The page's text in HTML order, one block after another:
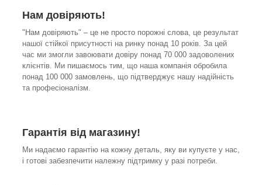
Нам довіряють!
"Нам довіряють" – це не просто порожні слова, це результат
нашої стійкої присутності на ринку понад 10 років. За цей
час ми змогли завоювати довіру понад 70 000 задоволених
клієнтів. Ми пишаємось тим, що наша компанія обробила
понад 100 000 замовлень, що підтверджує нашу надійність
та професіоналізм.
Гарантія від магазину!
Ми надаємо гарантію на кожну деталь, яку ви купуєте у нас,
і готові забезпечити належну підтримку у разі потреби.